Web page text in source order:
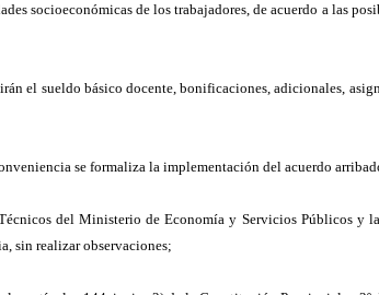
socioeconómicas de los trabajadores, de acuerdo a las
el sueldo básico docente, bonificaciones, adicionales,
se formaliza la implementación del acuerdo
del Ministerio de Economía y Servicios Públicos
sin realizar observaciones;